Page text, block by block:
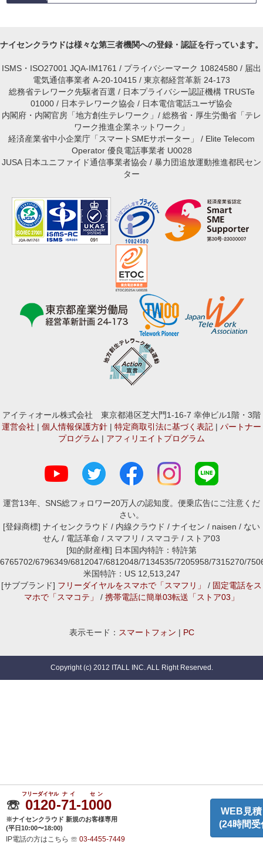
ナイセンクラウドは様々な第三者機関への登録・認証を行っています。
ISMS・ISO27001 JQA-IM1761 / プライバシーマーク 10824580 / 届出
電気通信事業者 A-20-10415 / 東京都経営革新 24-173
総務省テレワーク先駆者百選 / 日本プライバシー認証機構 TRUSTe
01000 / 日本テレワーク協会 / 日本電信電話ユーザ協会
内閣府・内閣官房「地方創生テレワーク」/ 総務省・厚生労働省「テレ
ワーク推進企業ネットワーク」
経済産業省中小企業庁「スマートSMEサポーター」 / Elite Telecom
Operator 優良電話事業者 U0028
JUSA 日本ユニファイド通信事業者協会 / 暴力団追放運動推進都民セン
ター
アイティオール株式会社 東京都港区芝大門1-16-7 幸伸ビル1階・3階
運営会社 | 個人情報保護方針 | 特定商取引法に基づく表記 | パートナー
プログラム | アフィリエイトプログラム
運営13年、SNS総フォロワー20万人の認知度。便乗広告にご注意くだ
さい。
[登録商標] ナイセンクラウド / 内線クラウド / ナイセン / naisen / ない
せん / 電話革命 / スマフリ / スマコテ / ストア03
[知的財産権] 日本国内特許：特許第
6765702/6796349/6812047/6812048/7134535/7205958/7315270/
米国特許：US 12,513,247
[サブブランド] フリーダイヤルをスマホで「スマフリ」 / 固定電話をス
マホで「スマコテ」
/ 携帯電話に簡単03転送「ストア03」
表示モード： スマートフォン | PC
Copyright (c) 2012 ITALL INC. ALL Right Reserved.
☏ 0120
フリーダイヤル
-71
ナイ
-1000
セン
※ナイセンクラウド 新規のお客様専用
(平日10:00〜18:00)
IP電話の方はこちら ☏ 03-4455-7449
WEB見
(24時間受